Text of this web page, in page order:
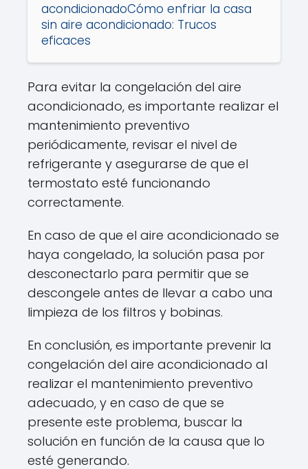
acondicionadoCómo enfriar la casa
sin aire acondicionado: Trucos
eficaces
Para evitar la congelación del aire
acondicionado, es importante realizar el
mantenimiento preventivo
periódicamente, revisar el nivel de
refrigerante y asegurarse de que el
termostato esté funcionando
correctamente.
En caso de que el aire acondicionado se
haya congelado, la solución pasa por
desconectarlo para permitir que se
descongele antes de llevar a cabo una
limpieza de los filtros y bobinas.
En conclusión, es importante prevenir la
congelación del aire acondicionado al
realizar el mantenimiento preventivo
adecuado, y en caso de que se
presente este problema, buscar la
solución en función de la causa que lo
esté generando.